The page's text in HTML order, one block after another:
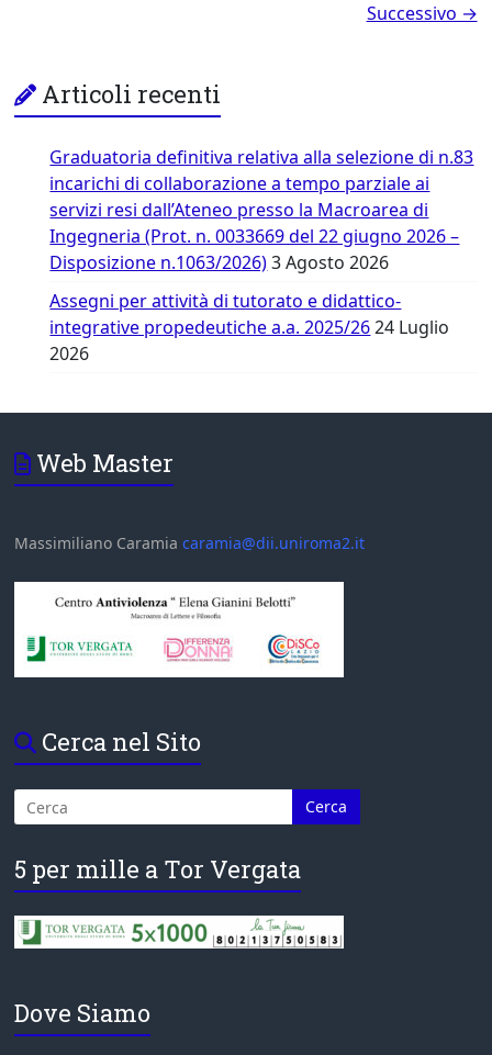
Successivo →
Articoli recenti
Graduatoria definitiva relativa alla selezione di n.83
incarichi di collaborazione a tempo parziale ai
servizi resi dall’Ateneo presso la Macroarea di
Ingegneria (Prot. n. 0033669 del 22 giugno 2026 –
Disposizione n.1063/2026) 3 Agosto 2026
Assegni per attività di tutorato e didattico-
integrative propedeutiche a.a. 2025/26 24 Luglio
2026
Web Master
Massimiliano Caramiacaramia@dii.uniroma2.it
Cerca nel Sito
5 per mille a Tor Vergata
Dove Siamo